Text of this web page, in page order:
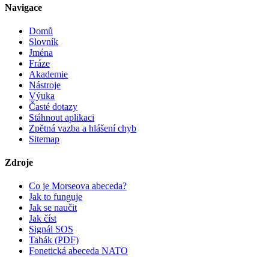
Navigace
Domů
Slovník
Jména
Fráze
Akademie
Nástroje
Výuka
Časté dotazy
Stáhnout aplikaci
Zpětná vazba a hlášení chyb
Sitemap
Zdroje
Co je Morseova abeceda?
Jak to funguje
Jak se naučit
Jak číst
Signál SOS
Tahák (PDF)
Fonetická abeceda NATO